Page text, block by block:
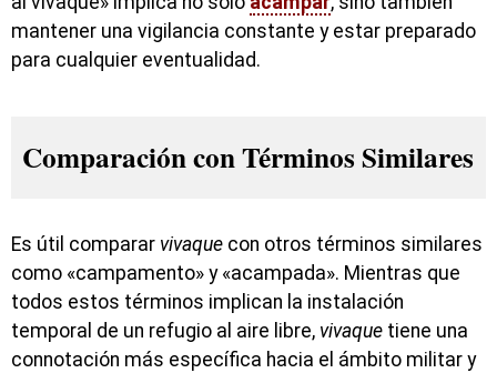
mantener una vigilancia constante y estar preparado
para cualquier eventualidad.
Comparación con Términos Similares
Es útil comparar vivaque con otros términos similares
como «campamento» y «acampada». Mientras que
todos estos términos implican la instalación
temporal de un refugio al aire libre, vivaque tiene una
connotación más específica hacia el ámbito militar y